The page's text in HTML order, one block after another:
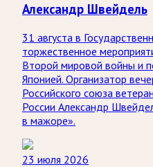
Александр Швейдель
31 августа в
торжественное
Второй мировой войны и
Японией. Организатор
Российского союза
России Александр
в мажоре».
23 июля 2026